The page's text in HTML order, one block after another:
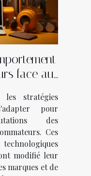
face au
stratégies
pour
des
Ces
modifié leur
marques et de